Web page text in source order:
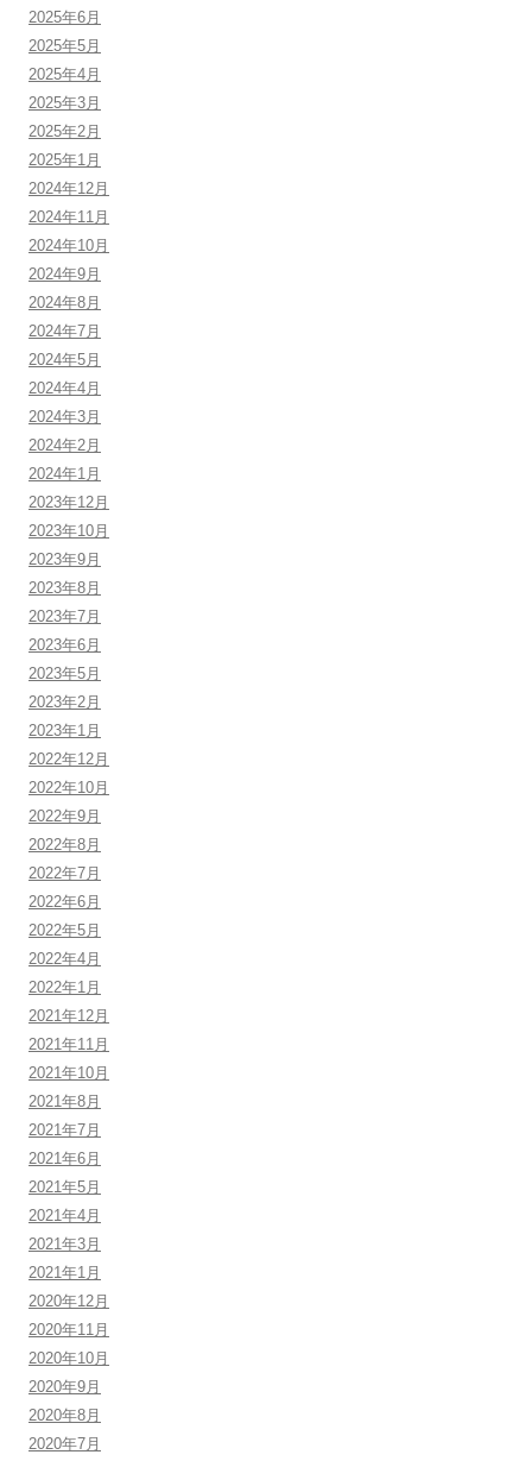
2025年6月
2025年5月
2025年4月
2025年3月
2025年2月
2025年1月
2024年12月
2024年11月
2024年10月
2024年9月
2024年8月
2024年7月
2024年5月
2024年4月
2024年3月
2024年2月
2024年1月
2023年12月
2023年10月
2023年9月
2023年8月
2023年7月
2023年6月
2023年5月
2023年2月
2023年1月
2022年12月
2022年10月
2022年9月
2022年8月
2022年7月
2022年6月
2022年5月
2022年4月
2022年1月
2021年12月
2021年11月
2021年10月
2021年8月
2021年7月
2021年6月
2021年5月
2021年4月
2021年3月
2021年1月
2020年12月
2020年11月
2020年10月
2020年9月
2020年8月
2020年7月